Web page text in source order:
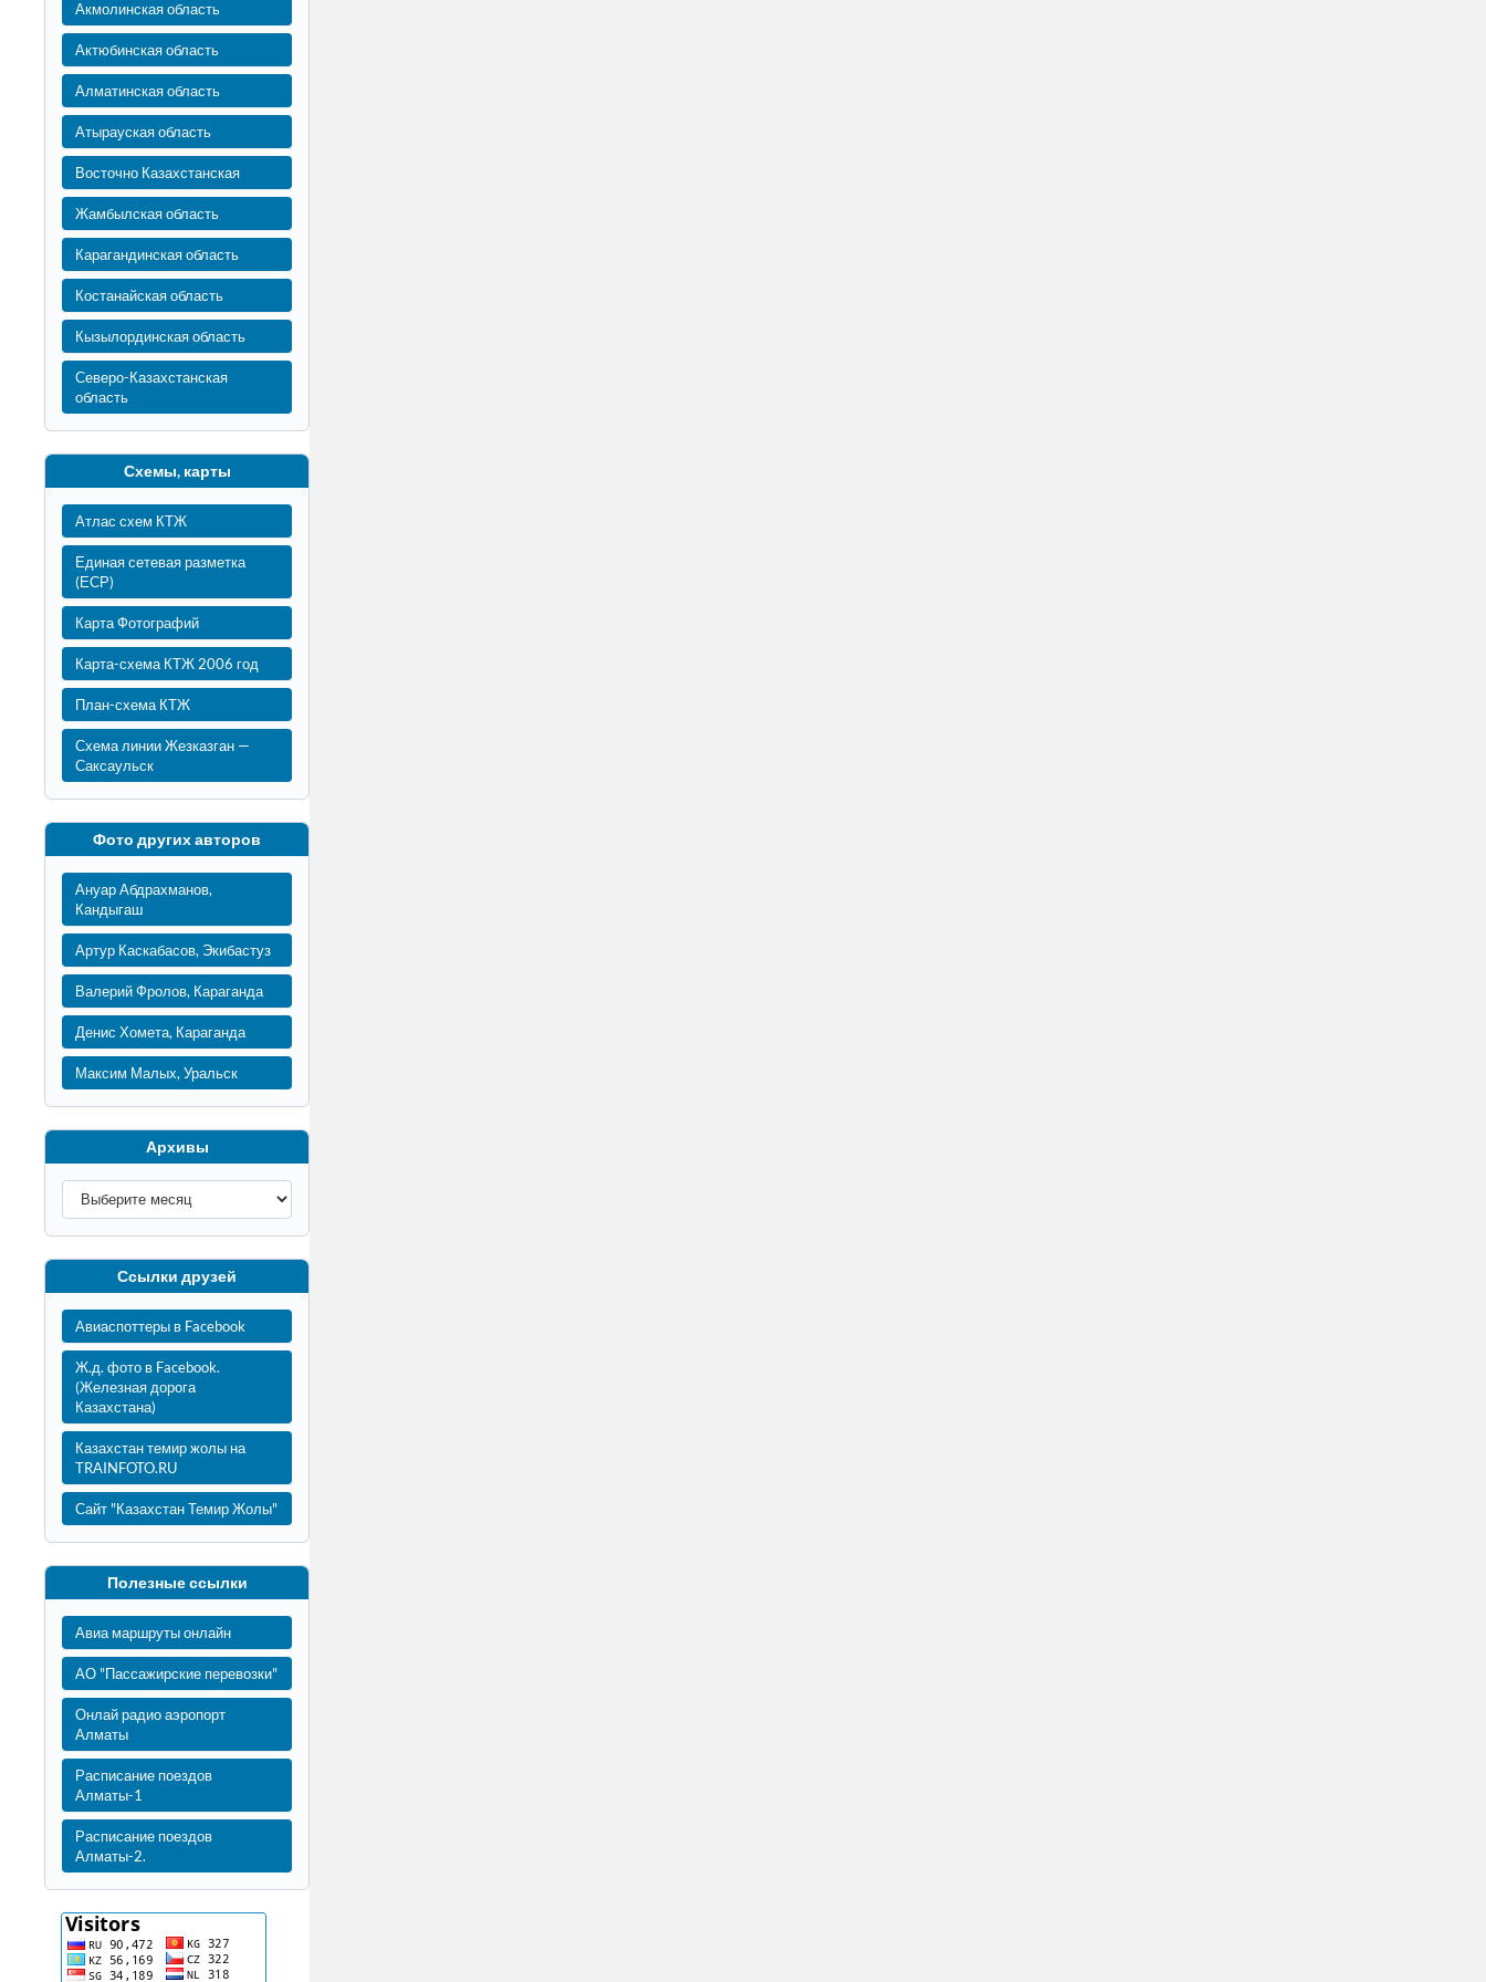
Акмолинская область
Актюбинская область
Алматинская область
Атырауская область
Восточно Казахстанская
Жамбылская область
Карагандинская область
Костанайская область
Кызылординская область
Северо-Казахстанская
область
Схемы, карты
Атлас схем КТЖ
Единая сетевая разметка
(ЕСР)
Карта Фотографий
Карта-схема КТЖ 2006 год
План-схема КТЖ
Схема линии Жезказган —
Саксаульск
Фото других авторов
Ануар Абдрахманов,
Кандыгаш
Артур Каскабасов, Экибастуз
Валерий Фролов, Караганда
Денис Хомета, Караганда
Максим Малых, Уральск
Архивы
Ссылки друзей
Авиаспоттеры в Facebook
Ж.д. фото в Facebook.
(Железная дорога
Казахстана)
Казахстан темир жолы на
TRAINFOTO.RU
Сайт "Казахстан Темир Жолы"
Полезные ссылки
Авиа маршруты онлайн
АО "Пассажирские перевозки"
Онлай радио аэропорт
Алматы
Расписание поездов
Алматы-1
Расписание поездов
Алматы-2.